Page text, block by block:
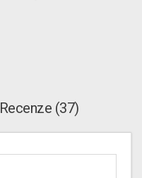
Recenze (37)